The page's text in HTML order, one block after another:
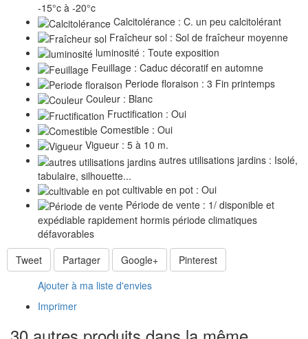
-15°c à -20°c
Calcitolérance : C. un peu calcitolérant
Fraîcheur sol : Sol de fraîcheur moyenne
luminosité : Toute exposition
Feuillage : Caduc décoratif en automne
Periode floraison : 3 Fin printemps
Couleur : Blanc
Fructification : Oui
Comestible : Oui
Vigueur : 5 à 10 m.
autres utilisations jardins : Isolé,
tabulaire, silhouette...
cultivable en pot : Oui
Période de vente : 1/ disponible et
expédiable rapidement hormis période climatiques
défavorables
Tweet
Partager Google+
Pinterest
Ajouter à ma liste d'envies
Imprimer